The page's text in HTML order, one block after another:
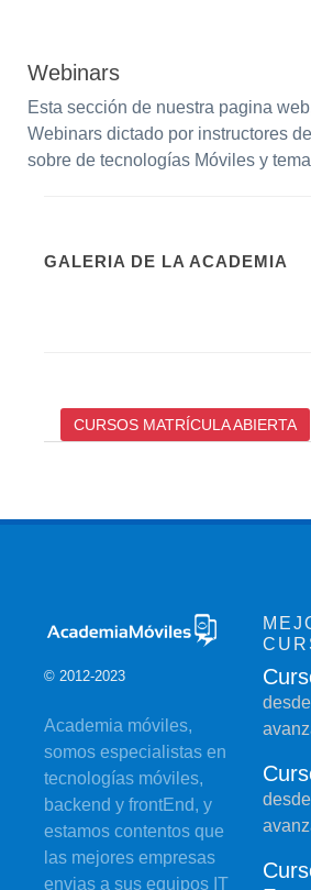
Webinars
Esta sección de nuestra pagina
Webinars dictado por instructores
sobre de tecnologías Móviles y
GALERIA DE LA ACADEMIA
CURSOS MATRÍCULA ABIERTA
© 2012-2023
Academia móviles,
somos especialistas en
tecnologías móviles,
backend y frontEnd, y
estamos contentos que
las mejores empresas
envias a sus equipos IT